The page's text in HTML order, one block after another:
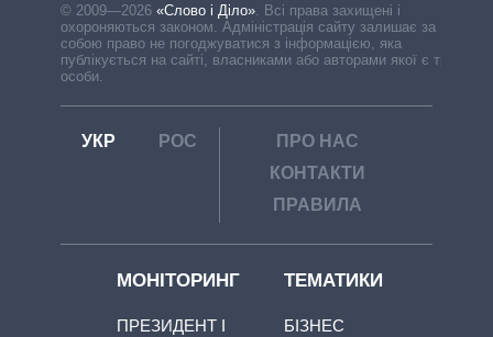
© 2009—2026 «Слово і Діло» Всі права захищені і
охороняються законом. Адміністрація сайту залишає за
собою право не погоджуватися з інформацією, яка
публікується на сайті, власниками або авторами якої є треті
особи.
УКР РОС
ПРО НАС
КОНТАКТИ
ПРАВИЛА
МОНІТОРИНГ
ПРЕЗИДЕНТ І
ТЕМАТИКИ
БІЗНЕС